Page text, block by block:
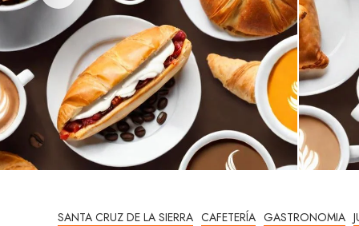
SANTA CRUZ DE LA SIERRA CAFETERÍA GASTRONOMIA